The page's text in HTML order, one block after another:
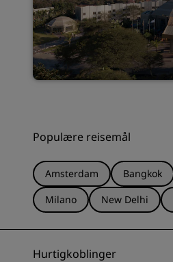
Populære reisemål
Amsterdam Bangkok
Milano
New Delhi
Hurtigkoblinger